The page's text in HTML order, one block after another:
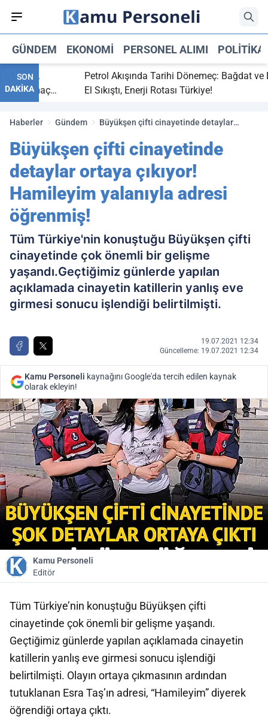
GÜNDEM EKONOMI PERSONEL ALIMI POLITIKA
SON
DAKİKA
bitti,
maç
Petrol Akışında Tarihi Dönemeç: Bağdat ve Erbil
El Sıkıştı, Enerji Rotası Türkiye!
Haberler Gündem
Büyükşen çifti cinayetinde detaylar
öğrenmiş!
Büyükşen çifti cinayetinde
detaylar ortaya çıkıyor!
Hamileyim yalanıyla adresi
öğrenmiş!
Tüm Türkiye'nin konuştuğu Büyükşen çifti
cinayetinde çok önemli bir gelişme
yaşandı.Geçtiğimiz günlerde yapılan
açıklamada cinayetin katillerin yanlış eve
girmesi sonucu işlendiği belirtilmişti.
19.07.2021 12:34
Güncelleme: 19.07.2021 12:34
Kamu Personeli kaynağını Google'da tercih edilen kaynak
olarak ekleyin!
Kamu Personeli
Editör
Tüm Türkiye’nin konuştuğu Büyükşen çifti
cinayetinde çok önemli bir gelişme yaşandı.
Geçtiğimiz günlerde yapılan açıklamada cinayetin
katillerin yanlış eve girmesi sonucu işlendiği
belirtilmişti. Olayın ortaya çıkmasının ardından
tutuklanan Esra Taş’ın adresi, “Hamileyim” diyerek
öğrendiği ortaya çıktı.